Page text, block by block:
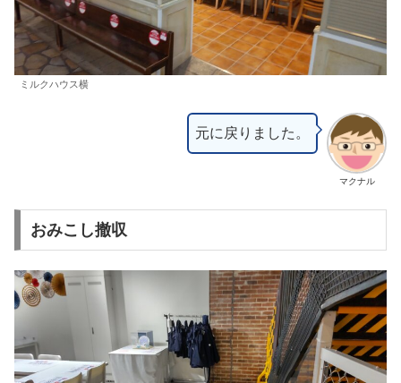
ミルクハウス横
マクナル
元に戻りました。
おみこし撤収